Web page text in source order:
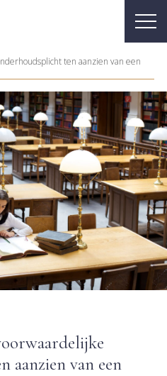
ten aanzien van een
aanzien van een